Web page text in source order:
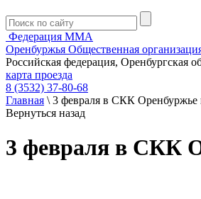
Федерация ММА
Оренбуржья Общественная
Российская федерация, Оренбургская
карта проезда
8 (3532) 37-80-68
Главная \ 3 февраля в СКК
Вернуться назад
3 февраля в СКК